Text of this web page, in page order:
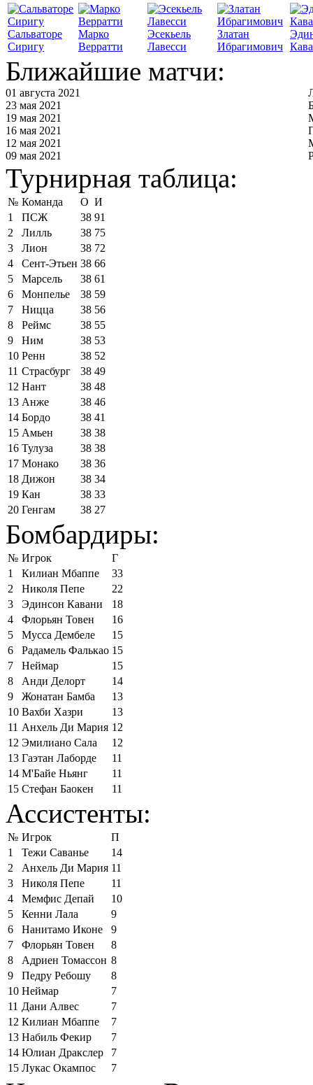
Сальваторе
Сиригу
Марко
Верратти
Эсекьель
Лавесси
Златан
Ибрагимович
Ближайшие матчи:
01 августа 2021
23 мая 2021
19 мая 2021
16 мая 2021
12 мая 2021
09 мая 2021
Турнирная таблица:
№ Команда О И
1
ПСЖ 38 91
2
Лилль 38 75
3
Лион 38 72
4
Сент-Этьен 38 66
5
Марсель 38 61
6
Монпелье 38 59
7
Ницца 38 56
8
Реймс 38 55
9
Ним 38 53
10 Ренн 38 52
11 Страсбург 38 49
12 Нант 38 48
13 Анже 38 46
14 Бордо 38 41
15 Амьен 38 38
16 Тулуза 38 38
17 Монако 38 36
18 Дижон 38 34
19 Кан 38 33
20 Генгам 38 27
Бомбардиры:
№ Игрок
Г
1
Килиан Мбаппе
33
2
Николя Пепе
22
3
Эдинсон Кавани
18
4
Флорьян Товен
16
5
Мусса Дембеле
15
6
Радамель Фалькао 15
7
Неймар
15
8
Анди Делорт
14
9
Жонатан Бамба
13
10 Вахби Хазри
13
11 Анхель Ди Мария 12
12 Эмилиано Сала
12
13 Гаэтан Лаборде
11
14 М'Байе Ньянг
11
15 Стефан Баокен 11
Ассистенты:
№ Игрок
П
1
Тежи Саванье
14
2
Анхель Ди Мария 11
3
Николя Пепе
11
4
Мемфис Депай
10
5
Кенни Лала
9
6
Нанитамо Иконе
9
7
Флорьян Товен
8
8
Адриен Томассон 8
9
Педру Ребошу
8
10 Неймар
7
11 Дани Алвес
7
12 Килиан Мбаппе
7
13 Набиль Фекир
7
14 Юлиан Дракслер
7
15 Лукас Окампос 7